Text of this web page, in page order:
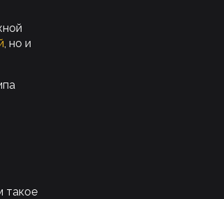
, но и
такое